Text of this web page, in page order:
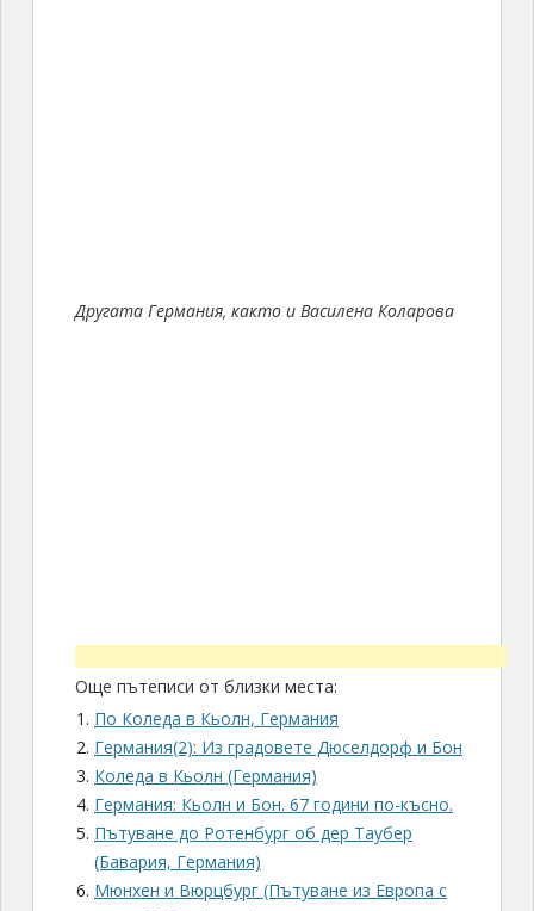
Другата Германия, както и Василена Коларова
Още пътеписи от близки места:
По Коледа в Кьолн, Германия
Германия(2): Из градовете Дюселдорф и Бон
Коледа в Кьолн (Германия)
Германия: Кьолн и Бон. 67 години по-късно.
Пътуване до Ротенбург об дер Таубер
(Бавария, Германия)
Мюнхен и Вюрцбург (Пътуване из Европа с